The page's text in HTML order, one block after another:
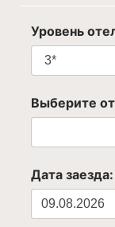
Уровень
Выберите
Дата заезда: